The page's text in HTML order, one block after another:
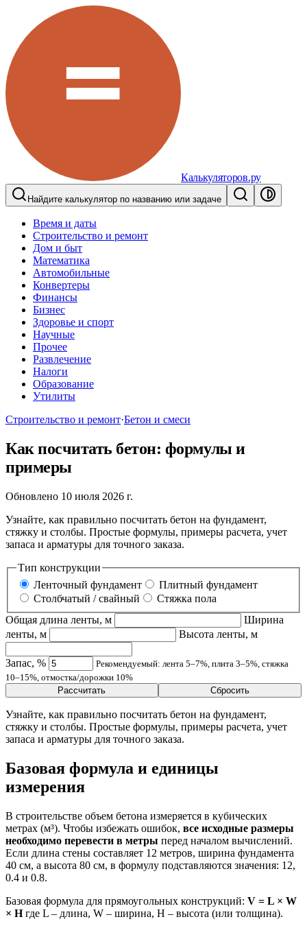
Калькуляторов.ру
Найдите калькулятор по названию или задаче
Время и даты
Строительство и ремонт
Дом и быт
Математика
Автомобильные
Конвертеры
Финансы
Бизнес
Здоровье и спорт
Научные
Прочее
Развлечение
Налоги
Образование
Утилиты
Строительство и ремонт·Бетон и смеси
Как посчитать бетон: формулы и
примеры
Обновлено 10 июля 2026 г.
Узнайте, как правильно посчитать бетон на фундамент,
стяжку и столбы. Простые формулы, примеры расчета, учет
запаса и арматуры для точного заказа.
Тип конструкции
Ленточный фундамент
Плитный фундамент
Столбчатый / свайный
Стяжка пола
Общая длина ленты, м
Ширина
ленты, м
Высота ленты, м
Запас, %
Рекомендуемый: лента 5–7%, плита 3–5%, стяжка
10–15%, отмостка/дорожки 10%
Рассчитать
Сбросить
Узнайте, как правильно посчитать бетон на фундамент,
стяжку и столбы. Простые формулы, примеры расчета, учет
запаса и арматуры для точного заказа.
Базовая формула и единицы
измерения
В строительстве объем бетона измеряется в кубических
метрах (м³). Чтобы избежать ошибок, все исходные размеры
необходимо перевести в метры перед началом вычислений.
Если длина стены составляет 12 метров, ширина фундамента
40 см, а высота 80 см, в формулу подставляются значения: 12,
0.4 и 0.8.
Базовая формула для прямоугольных конструкций: V = L × W
× Hгде L – длина, W – ширина, H – высота (или толщина).